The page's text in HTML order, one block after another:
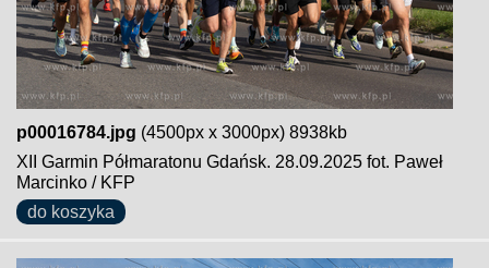
p00016784.jpg (4500px x 3000px) 8938kb
XII Garmin Półmaratonu Gdańsk. 28.09.2025 fot. Paweł
Marcinko / KFP
do koszyka